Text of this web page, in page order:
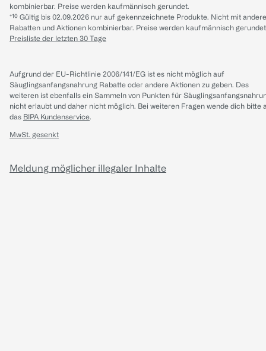
kombinierbar. Preise werden kaufmännisch gerundet.
*¹⁰ Gültig bis 02.09.2026 nur auf gekennzeichnete Produkte. Nicht mit
Rabatten und Aktionen kombinierbar. Preise werden kaufmännisch
Preisliste der letzten 30 Tage
Aufgrund der EU-Richtlinie 2006/141/EG ist es nicht möglich auf
Säuglingsanfangsnahrung Rabatte oder andere Aktionen zu geben. Des
weiteren ist ebenfalls ein Sammeln von Punkten für
nicht erlaubt und daher nicht möglich. Bei weiteren Fragen wende dich bitte
das BIPA Kundenservice.
MwSt. gesenkt
Meldung möglicher illegaler Inhalte